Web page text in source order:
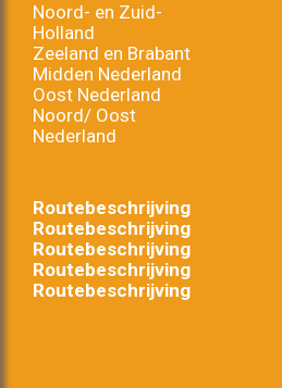
Noord- en Zuid-
Holland
Zeeland en Brabant
Midden Nederland
Oost Nederland
Noord/ Oost
Nederland
Routebeschrijving
Routebeschrijving
Routebeschrijving
Routebeschrijving
Routebeschrijving